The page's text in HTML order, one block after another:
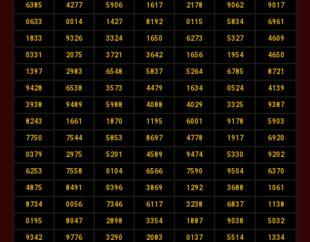
6385 4277 5906 1617 2178 9062 9017
0633 0014 1427 8192 0115 5834 6961
1833 9326 3324 1650 6273 5327 4609
0331 2075 3721 3642 1656 1954 4650
1397 2983 6548 5837 5264 6785 8721
9428 6538 3573 4479 1634 0524 4139
3938 9489 5988 4088 4029 3325 9387
8243 1661 1870 1195 6001 9178 5903
7750 7544 5853 8697 4778 1917 6920
0379 2975 5201 4589 9474 5330 9202
6253 7558 0104 6566 7590 9504 6370
4875 8491 0396 3869 1292 3688 1061
8734 0056 7346 6117 3238 6837 1138
0195 8047 2898 3354 1887 9038 5032
9342 9776 3290 2083 0137 5514 1334